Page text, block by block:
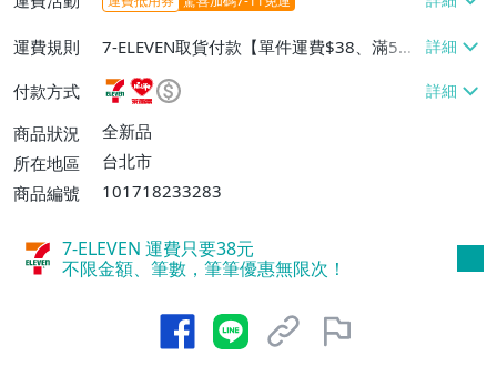
運費規則
7-ELEVEN取貨付款【單件運費$38、滿5件
或消費滿$1298免運費】、7-ELEVEN取貨
不付款【免運費】、萊爾富取貨付款【單件
運費$60、滿5件或消費滿$1298免運
費】、宅配/貨運【單件運費$120、滿5件
付款方式
商品狀況
全新品
所在地區
台北市
商品編號
101718233283
7-ELEVEN 運費只要38元
不限金額、筆數，筆筆優惠無限次！